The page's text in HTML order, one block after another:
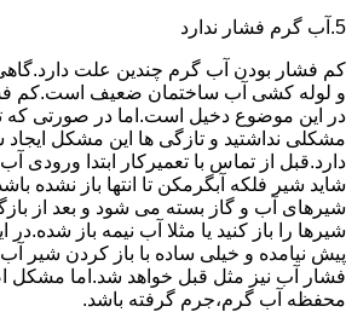
5.آب گرم فشار ندارد
کم فشار بودن آب گرم چندین علت
و لوله کشی آب ساختمان ضعیف است.کم
در این موضوع دخیل است.اما در صورتی که
مشکلی نداشتید و تازگی ها این مشکل ایجاد
دارد.قبل از تماس با تعمیرکار ابتدا ورودی
شاید شیر فلکه آبگرمکن تا انتها باز نشده
شیرهای آب و گاز بسته می شود و بعد از
شیرها را باز کنید یا مثلا آب نیمه باز
پیش نیامده و خیلی ساده با باز کردن شیر
فشار آب نیز مثل قبل خواهد شد.اما
محفظه آب گرم،جرم گرفته باشد.